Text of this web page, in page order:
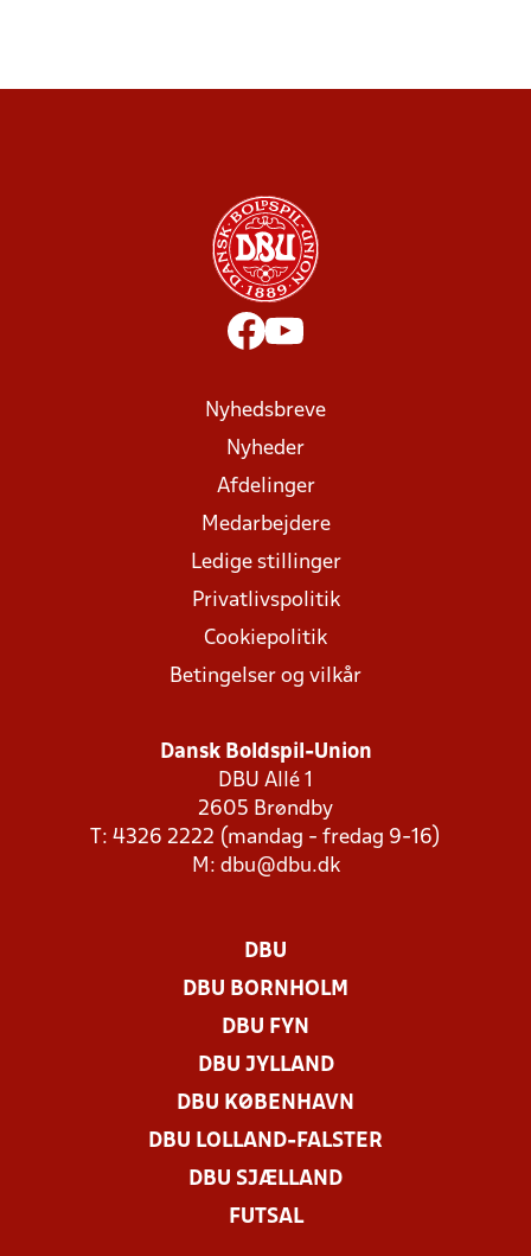
Nyhedsbreve
Nyheder
Afdelinger
Medarbejdere
Ledige stillinger
Privatlivspolitik
Cookiepolitik
Betingelser og vilkår
Dansk Boldspil-Union
DBU Allé 1
2605 Brøndby
T: 4326 2222 (mandag - fredag 9-16)
M: dbu@dbu.dk
DBU
DBU BORNHOLM
DBU FYN
DBU JYLLAND
DBU KØBENHAVN
DBU LOLLAND-FALSTER
DBU SJÆLLAND
FUTSAL